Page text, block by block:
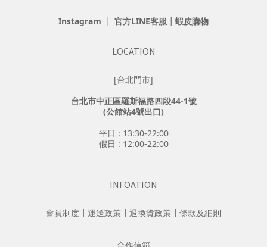
Instagram ┃ 官方LINE客服 ┃ 蝦皮購物
LOCATION
[台北門市]
台北市中正區羅斯福路四段44-1號
(公館站4號出口)
平日 : 13:30-22:00
假日 : 12:00-22:00
INFOATION
會員制度 ┃ 運送政策 ┃ 退換貨政策 ┃ 條款及細則
合作信箱